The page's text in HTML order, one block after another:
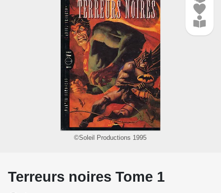
©Soleil Productions 1995
Terreurs noires Tome 1